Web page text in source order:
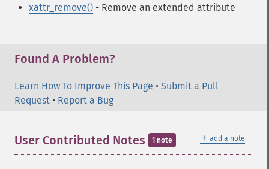
xattr_remove() - Remove an extended attribute
Found A Problem?
Learn How To Improve This Page • Submit a Pull
Request • Report a Bug
＋ add a note
User Contributed Notes 1 note